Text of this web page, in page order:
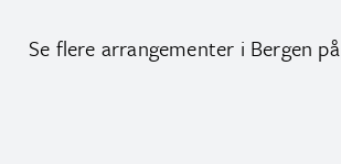
Se flere arrangementer i Bergen på